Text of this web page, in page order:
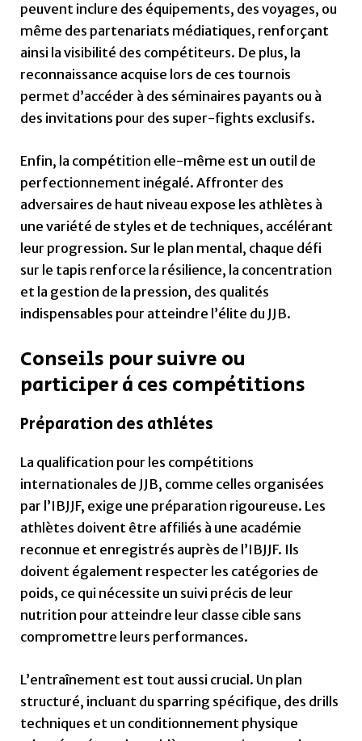
peuvent inclure des équipements, des voyages, ou
même des partenariats médiatiques, renforçant
ainsi la visibilité des compétiteurs. De plus, la
reconnaissance acquise lors de ces tournois
permet d’accéder à des séminaires payants ou à
des invitations pour des super-fights exclusifs.
Enfin, la compétition elle-même est un outil de
perfectionnement inégalé. Affronter des
adversaires de haut niveau expose les athlètes à
une variété de styles et de techniques, accélérant
leur progression. Sur le plan mental, chaque défi
sur le tapis renforce la résilience, la concentration
et la gestion de la pression, des qualités
indispensables pour atteindre l’élite du JJB.
Conseils pour suivre ou
participer à ces compétitions
Préparation des athlètes
La qualification pour les compétitions
internationales de JJB, comme celles organisées
par l’IBJJF, exige une préparation rigoureuse. Les
athlètes doivent être affiliés à une académie
reconnue et enregistrés auprès de l’IBJJF. Ils
doivent également respecter les catégories de
poids, ce qui nécessite un suivi précis de leur
nutrition pour atteindre leur classe cible sans
compromettre leurs performances.
L’entraînement est tout aussi crucial. Un plan
structuré, incluant du sparring spécifique, des drills
techniques et un conditionnement physique